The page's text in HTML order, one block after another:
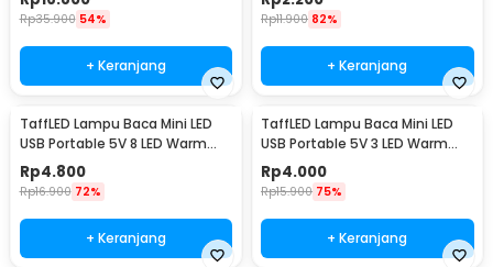
Rp35.900 54%
+ Keranjang
Rp11.900 82%
+ Keranjang
TaffLED Lampu Baca Mini LED
USB Portable 5V 8 LED Warm
White - SMD 5730
Rp4.800
Rp16.900 72%
+ Keranjang
TaffLED Lampu Baca Mini LED
USB Portable 5V 3 LED Warm
White - SMD 5730
Rp4.000
Rp15.900 75%
+ Keranjang